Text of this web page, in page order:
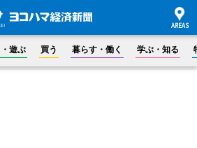
遊ぶ 買う 暮らす・働く 学ぶ・知る